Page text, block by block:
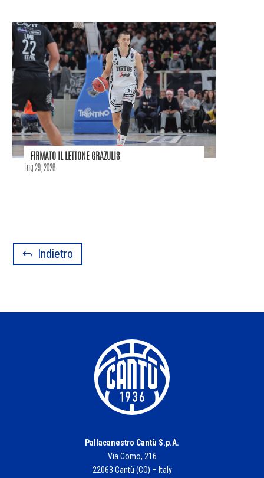
FIRMATO IL LETTONE GRAZULIS
Lug 29, 2026
Indietro
Pallacanestro Cantù S.p.A.
Via Como, 216
22063 Cantù (CO) – Italy